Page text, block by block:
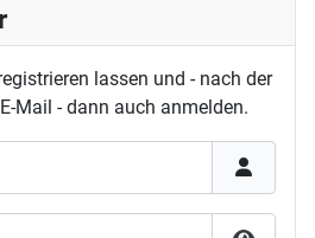
lassen und - nach der
Mail - dann auch anmelden.